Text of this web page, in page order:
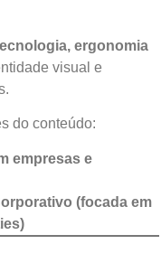
ergonomia
visual e
do conteúdo:
empresas e
(focada em